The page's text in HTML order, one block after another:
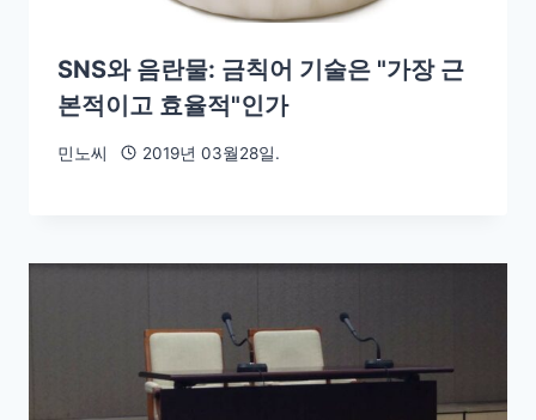
SNS와 음란물: 금칙어 기술은 "가장 근
본적이고 효율적"인가
민노씨 2019년 03월28일.